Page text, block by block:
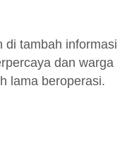
di tambah informasi
dan warga
lama beroperasi.